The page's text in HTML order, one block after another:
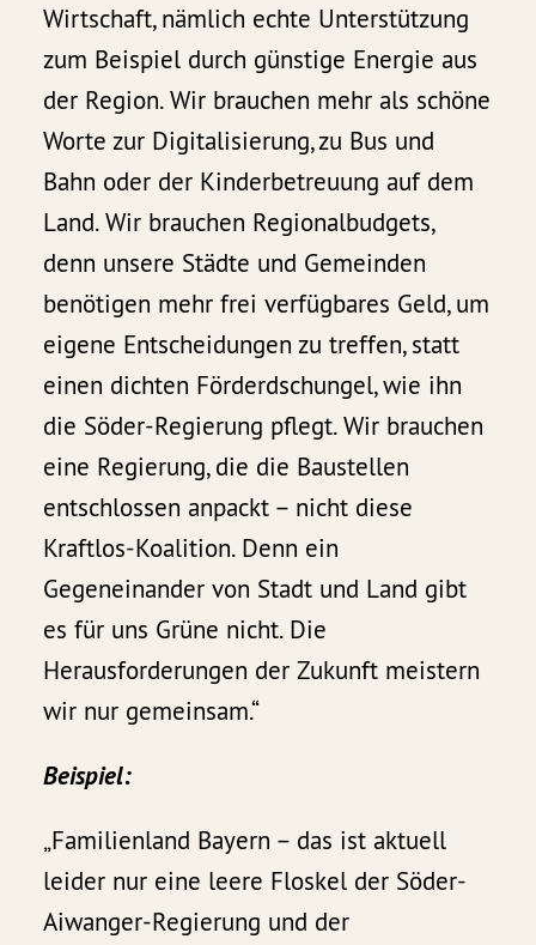
Wirtschaft, nämlich echte Unterstützung
zum Beispiel durch günstige Energie aus
der Region. Wir brauchen mehr als schöne
Worte zur Digitalisierung, zu Bus und
Bahn oder der Kinderbetreuung auf dem
Land. Wir brauchen Regionalbudgets,
denn unsere Städte und Gemeinden
benötigen mehr frei verfügbares Geld, um
eigene Entscheidungen zu treffen, statt
einen dichten Förderdschungel, wie ihn
die Söder-Regierung pflegt. Wir brauchen
eine Regierung, die die Baustellen
entschlossen anpackt – nicht diese
Kraftlos-Koalition. Denn ein
Gegeneinander von Stadt und Land gibt
es für uns Grüne nicht. Die
Herausforderungen der Zukunft meistern
wir nur gemeinsam.“
Beispiel:
„Familienland Bayern – das ist aktuell
leider nur eine leere Floskel der Söder-
Aiwanger-Regierung und der